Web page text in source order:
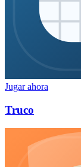
Jugar ahora
Truco